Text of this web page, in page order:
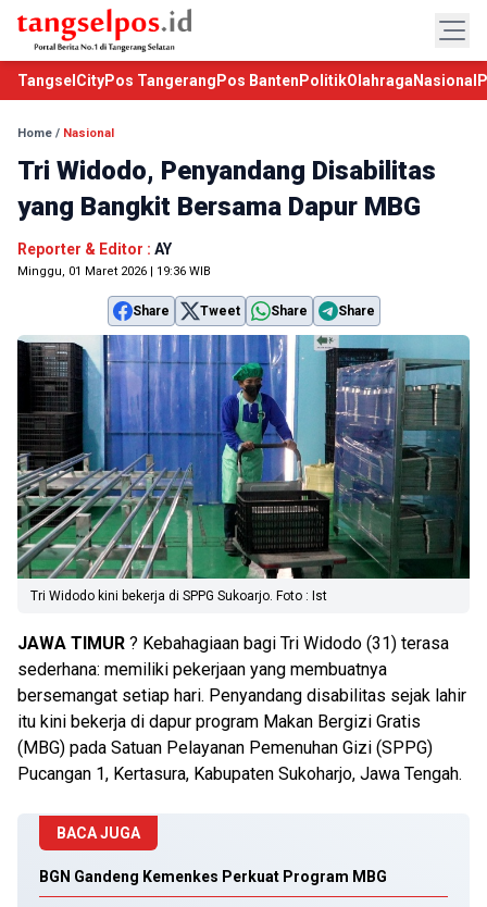
TangselCityPos Tangerang Pos Banten PolitikOlahraga Nasional
Home / Nasional
Tri Widodo, Penyandang Disabilitas
yang Bangkit Bersama Dapur MBG
Reporter & Editor : AY
Minggu, 01 Maret 2026 | 19:36 WIB
Share Tweet Share Share
Tri Widodo kini bekerja di SPPG Sukoarjo. Foto : Ist
JAWA TIMUR ? Kebahagiaan bagi Tri Widodo (31) terasa
sederhana: memiliki pekerjaan yang membuatnya
bersemangat setiap hari. Penyandang disabilitas sejak lahir
itu kini bekerja di dapur program Makan Bergizi Gratis
(MBG) pada Satuan Pelayanan Pemenuhan Gizi (SPPG)
Pucangan 1, Kertasura, Kabupaten Sukoharjo, Jawa Tengah.
BACA JUGA
BGN Gandeng Kemenkes Perkuat Program MBG